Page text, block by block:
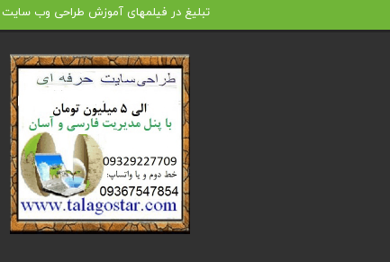
تبلیغ در فیلمهای آموزش طراحی وب سایت